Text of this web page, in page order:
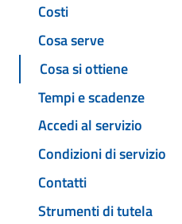
Costi
Cosa serve
Cosa si ottiene
Tempi e scadenze
Accedi al servizio
Condizioni di servizio
Contatti
Strumenti di tutela